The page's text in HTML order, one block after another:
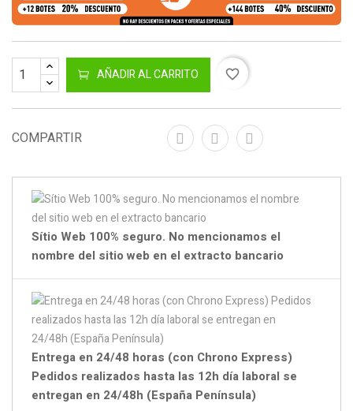
AÑADIR AL CARRITO favorite_border
COMPARTIR
Sítio Web 100% seguro. No mencionamos el
nombre del sitio web en el extracto bancario
Entrega en 24/48 horas (con Chrono Express)
Pedidos realizados hasta las 12h día laboral se
entregan en 24/48h (España Península)